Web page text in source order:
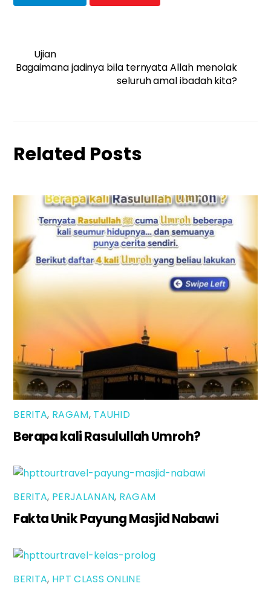
Ujian
Bagaimana jadinya bila ternyata Allah menolak
seluruh amal ibadah kita?
Related Posts
BERITA, RAGAM, TAUHID
Berapa kali Rasulullah Umroh?
BERITA, PERJALANAN, RAGAM
Fakta Unik Payung Masjid Nabawi
BERITA, HPT CLASS ONLINE